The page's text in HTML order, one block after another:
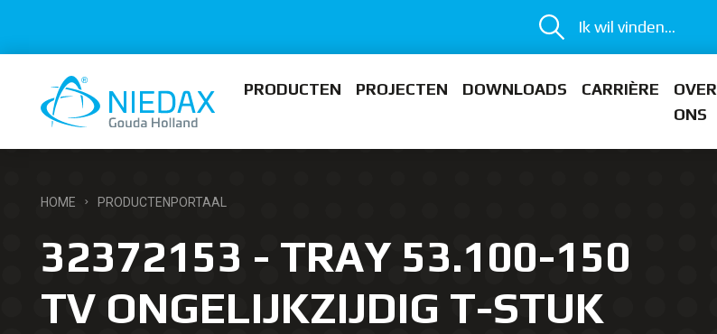
Ik wil vinden...
PRODUCTEN PROJECTEN DOWNLOADS CARRIÈRE
OVER
ONS
HOME PRODUCTENPORTAAL
32372153 - TRAY 53.100-150
TV ONGELIJKZIJDIG T-STUK